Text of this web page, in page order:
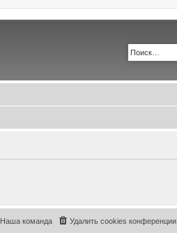
Удалить cookies конференции
Наша команда